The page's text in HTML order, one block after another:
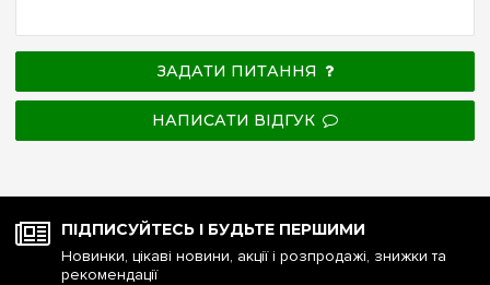
ЗАДАТИ ПИТАННЯ
НАПИСАТИ ВІДГУК
ПІДПИСУЙТЕСЬ І БУДЬТЕ ПЕРШИМИ
Новинки, цікаві новини, акції і розпродажі, знижки та
рекомендації